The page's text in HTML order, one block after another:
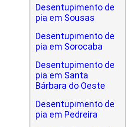
Desentupimento de
pia em Sousas
Desentupimento de
pia em Sorocaba
Desentupimento de
pia em Santa
Bárbara do Oeste
Desentupimento de
pia em Pedreira